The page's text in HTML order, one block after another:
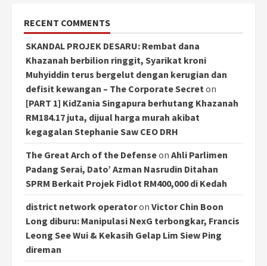
RECENT COMMENTS
SKANDAL PROJEK DESARU: Rembat dana
Khazanah berbilion ringgit, Syarikat kroni
Muhyiddin terus bergelut dengan kerugian dan
defisit kewangan – The Corporate Secreton
[PART 1] KidZania Singapura berhutang Khazanah
RM184.17 juta, dijual harga murah akibat
kegagalan Stephanie Saw CEO DRH
The Great Arch of the Defenseon Ahli Parlimen
Padang Serai, Dato’ Azman Nasrudin Ditahan
SPRM Berkait Projek Fidlot RM400,000 di Kedah
district network operatoron Victor Chin Boon
Long diburu: Manipulasi NexG terbongkar, Francis
Leong See Wui & Kekasih Gelap Lim Siew Ping
direman